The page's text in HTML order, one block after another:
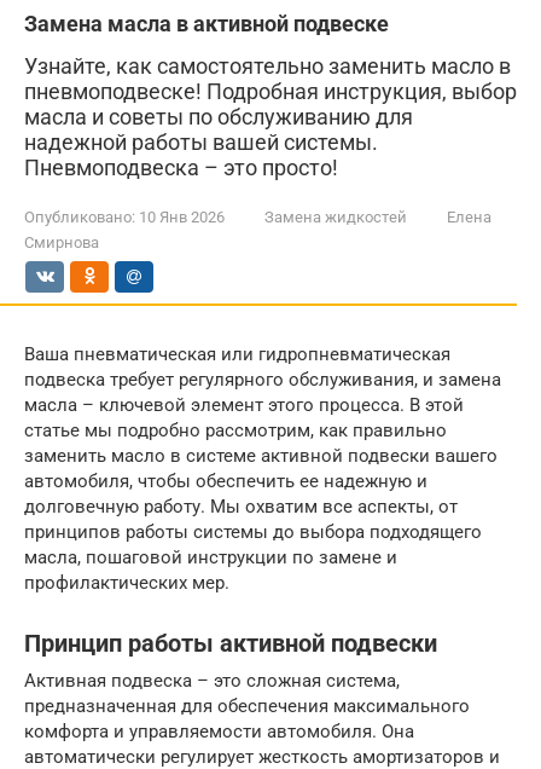
Замена масла в активной подвеске
Узнайте, как самостоятельно заменить масло в
пневмоподвеске! Подробная инструкция, выбор
масла и советы по обслуживанию для
надежной работы вашей системы.
Пневмоподвеска – это просто!
Опубликовано: 10 Янв 2026 Замена жидкостей
Елена
Смирнова
Ваша пневматическая или гидропневматическая
подвеска требует регулярного обслуживания, и замена
масла – ключевой элемент этого процесса. В этой
статье мы подробно рассмотрим, как правильно
заменить масло в системе активной подвески вашего
автомобиля, чтобы обеспечить ее надежную и
долговечную работу. Мы охватим все аспекты, от
принципов работы системы до выбора подходящего
масла, пошаговой инструкции по замене и
профилактических мер.
Принцип работы активной подвески
Активная подвеска – это сложная система,
предназначенная для обеспечения максимального
комфорта и управляемости автомобиля. Она
автоматически регулирует жесткость амортизаторов и